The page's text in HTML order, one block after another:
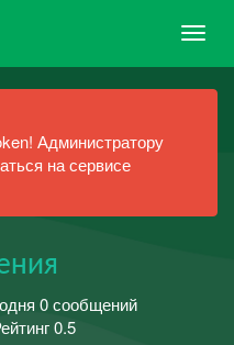
Администратору
на сервисе
0 сообщений
0.5